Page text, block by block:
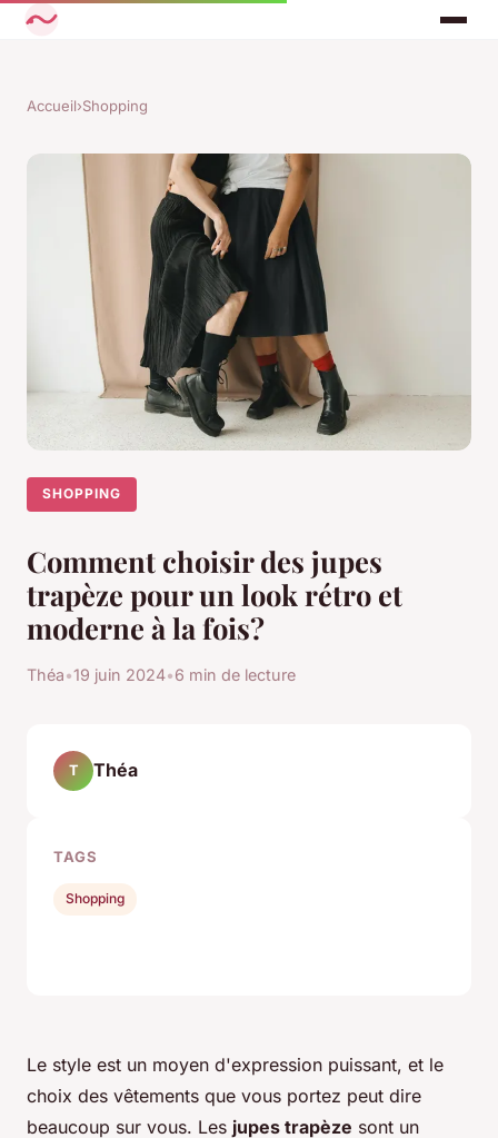
Accueil›Shopping
SHOPPING
Comment choisir des jupes
trapèze pour un look rétro et
moderne à la fois?
Théa•19 juin 2024•6 min de lecture
Le style est un moyen d'expression puissant, et le
choix des vêtements que vous portez peut dire
beaucoup sur vous. Les jupes trapèze sont un
T Théa
TAGS
Shopping